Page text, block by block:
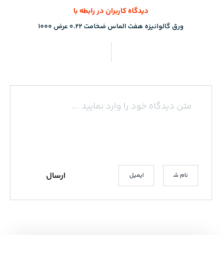
دیدگاه کاربران در رابطه با
ورق گالوانیزه هفت الماس ضخامت 0.22 عرض 1000